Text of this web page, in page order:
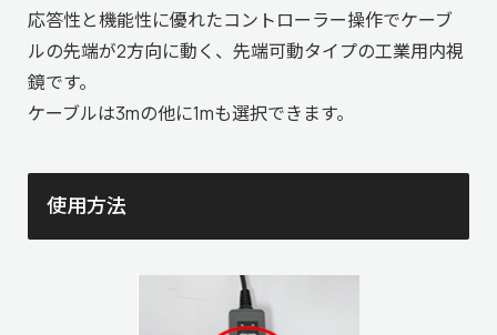
応答性と機能性に優れたコントローラー操作でケーブ
ルの先端が2方向に動く、先端可動タイプの工業用内視
鏡です。
ケーブルは3mの他に1mも選択できます。
使用方法